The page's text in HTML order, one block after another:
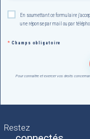
En soumettant ce formulaire
une réponse par mail ou par
* Champs obligatoire
Pour connaître et exercer vos droits
Restez